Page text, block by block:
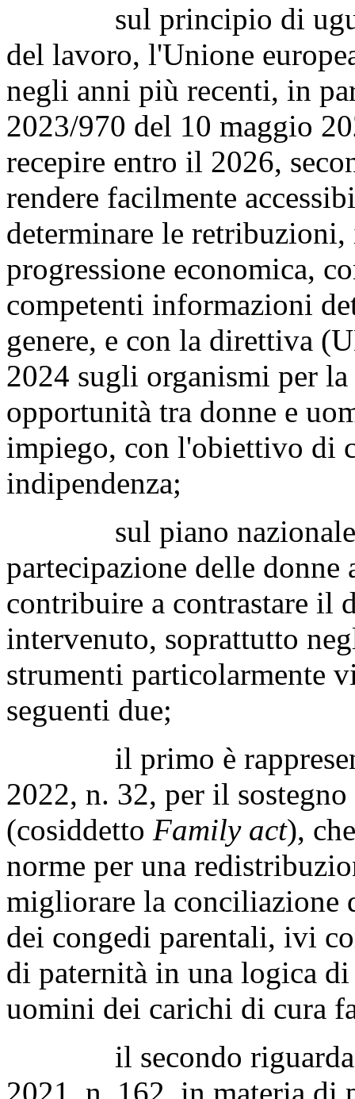
sul principio di
del lavoro, l'Unione
negli anni più recenti, in
2023/970 del 10 maggio
recepire entro il 2026,
rendere facilmente
determinare le
progressione economica,
competenti informazioni
genere, e con la direttiva
2024 sugli organismi per
opportunità tra donne e
impiego, con l'obiettivo di
indipendenza;
sul piano nazionale,
partecipazione delle
contribuire a contrastare il
intervenuto, soprattutto
strumenti particolarmente
seguenti due;
il primo è
2022, n. 32, per il
(cosiddetto Family act),
norme per una
migliorare la conciliazione
dei congedi parentali, ivi
di paternità in una logica
uomini dei carichi di cura
il secondo riguarda,
2021, n. 162, in materia di